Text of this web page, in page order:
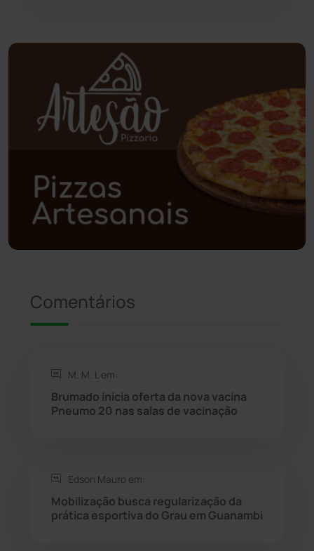
Piripá (90)
Planalto
Poções (182)
(57)
Polícia Militar (27)
Rio do Antônio
Saúde
Seabra (50)
Comentários
M. M. L em:
Brumado inicia oferta da nova vacina
Pneumo 20 nas salas de vacinação
Edson Mauro em:
Mobilização busca regularização da
prática esportiva do Grau em Guanambi